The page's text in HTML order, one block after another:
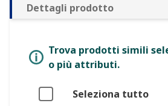
Dettagli prodotto
Trova prodotti simili
o più attributi.
Seleziona tutto